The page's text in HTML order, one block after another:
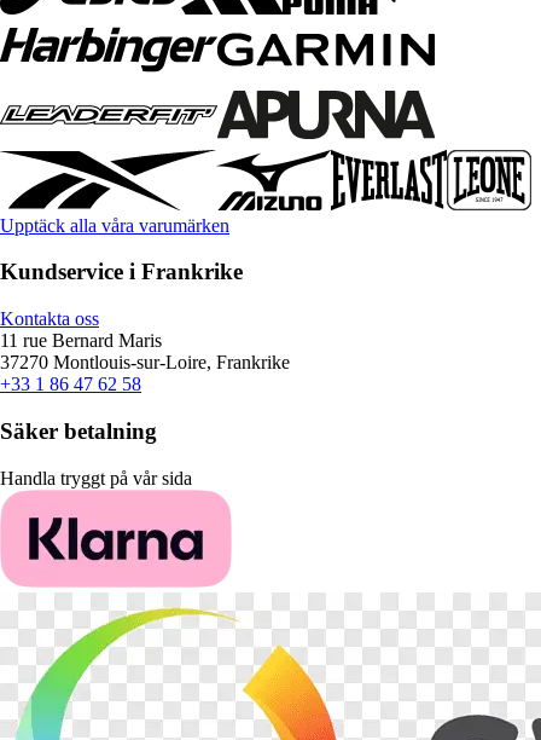
Upptäck alla våra varumärken
Kundservice i Frankrike
Kontakta oss
11 rue Bernard Maris
37270 Montlouis-sur-Loire, Frankrike
+33 1 86 47 62 58
Säker betalning
Handla tryggt på vår sida